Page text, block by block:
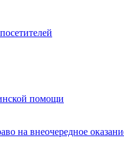
помощи
на внеочередное